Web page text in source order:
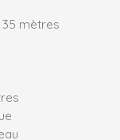
mètres